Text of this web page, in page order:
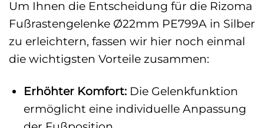
Um Ihnen die Entscheidung für die Rizoma
Fußrastengelenke Ø22mm PE799A in Silber
zu erleichtern, fassen wir hier noch einmal
die wichtigsten Vorteile zusammen:
Erhöhter Komfort:Die Gelenkfunktion
ermöglicht eine individuelle Anpassung